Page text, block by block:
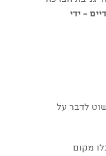
- ידי
לדבר על
מקום